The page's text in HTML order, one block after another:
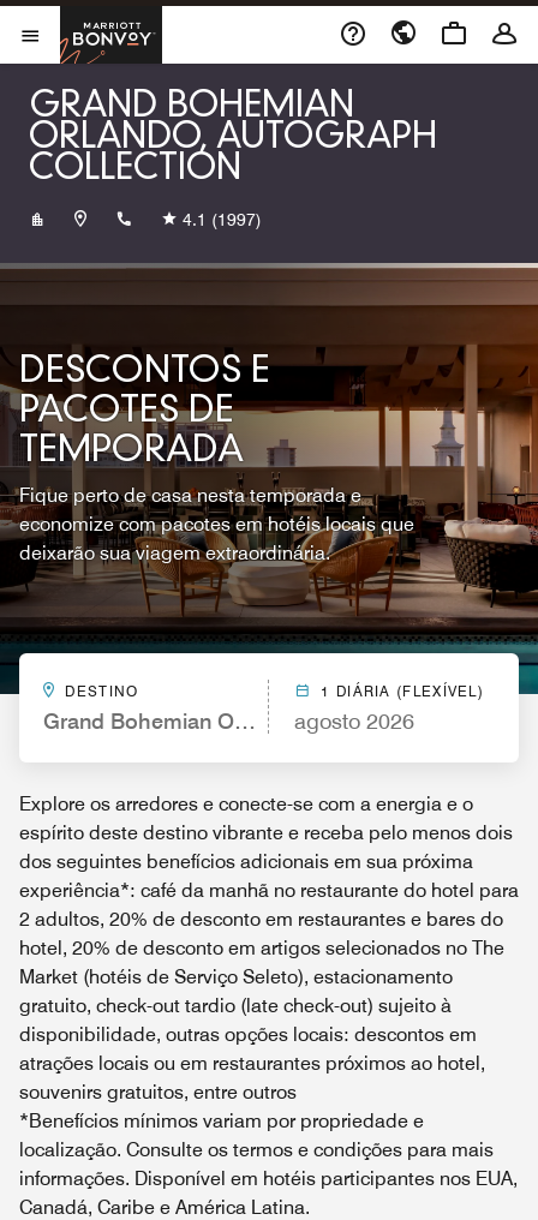
Skip to Content
Abrir menu
Marriott Bonvoy
GRAND BOHEMIAN
ORLANDO, AUTOGRAPH
COLLECTION
+14073139000
4.1 (1997)
DESCONTOS E
PACOTES DE
TEMPORADA
Fique perto de casa nesta temporada e
economize com pacotes em hotéis locais que
deixarão sua viagem extraordinária.
DESTINO
Grand Bohemian Orlando, Autograph Collection
1 DIÁRIA (FLEXÍVEL)
agosto 2026
Explore os arredores e conecte-se com a energia e o
espírito deste destino vibrante e receba pelo menos dois
dos seguintes benefícios adicionais em sua próxima
experiência*: café da manhã no restaurante do hotel para
2 adultos, 20% de desconto em restaurantes e bares do
hotel, 20% de desconto em artigos selecionados no The
Market (hotéis de Serviço Seleto), estacionamento
gratuito, check-out tardio (late check-out) sujeito à
disponibilidade, outras opções locais: descontos em
atrações locais ou em restaurantes próximos ao hotel,
souvenirs gratuitos, entre outros
*Benefícios mínimos variam por propriedade e
localização. Consulte os termos e condições para mais
informações. Disponível em hotéis participantes nos EUA,
Canadá, Caribe e América Latina.